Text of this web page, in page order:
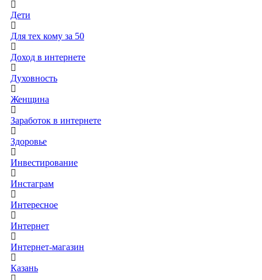
Дети
Для тех кому за 50
Доход в интернете
Духовность
Женщина
Заработок в интернете
Здоровье
Инвестирование
Инстаграм
Интересное
Интернет
Интернет-магазин
Казань